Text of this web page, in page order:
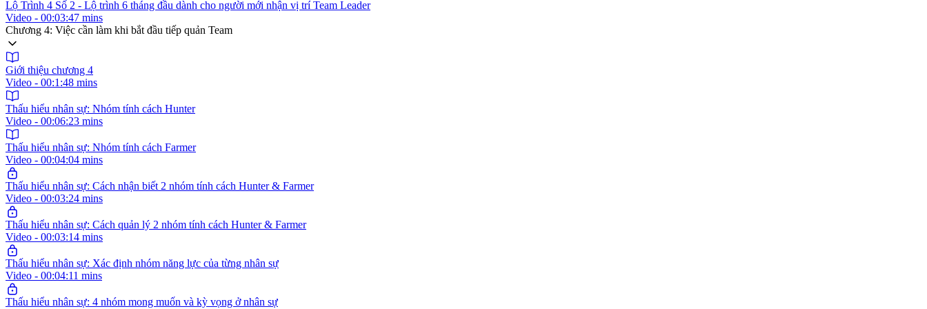
Lộ Trình 4 Số 2 - Lộ trình 6 tháng đầu dành cho người mới nhận vị trí Team Leader
Video - 00:03:47 mins
Chương 4: Việc cần làm khi bắt đầu tiếp quản Team
Giới thiệu chương 4
Video - 00:1:48 mins
Thấu hiểu nhân sự: Nhóm tính cách Hunter
Video - 00:06:23 mins
Thấu hiểu nhân sự: Nhóm tính cách Farmer
Video - 00:04:04 mins
Thấu hiểu nhân sự: Cách nhận biết 2 nhóm tính cách Hunter & Farmer
Video - 00:03:24 mins
Thấu hiểu nhân sự: Cách quản lý 2 nhóm tính cách Hunter & Farmer
Video - 00:03:14 mins
Thấu hiểu nhân sự: Xác định nhóm năng lực của từng nhân sự
Video - 00:04:11 mins
Thấu hiểu nhân sự: 4 nhóm mong muốn và kỳ vọng ở nhân sự